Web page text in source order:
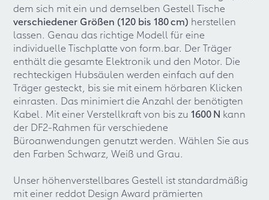
dem sich mit ein und demselben Gestell Tische
verschiedener Größen (120 bis 180 cm) herstellen
lassen. Genau das richtige Modell für eine
individuelle Tischplatte von form.bar. Der Träger
enthält die gesamte Elektronik und den Motor. Die
rechteckigen Hubsäulen werden einfach auf den
Träger gesteckt, bis sie mit einem hörbaren Klicken
einrasten. Das minimiert die Anzahl der benötigten
Kabel. Mit einer Verstellkraft von bis zu1600 N kann
der DF2-Rahmen für verschiedene
Büroanwendungen genutzt werden. Wählen Sie aus
den Farben Schwarz, Weiß und Grau.
Unser höhenverstellbares Gestell ist standardmäßig
mit einer reddot Design Award prämierten